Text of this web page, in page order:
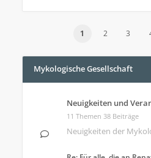
1 2 3
Mykologische Gesellschaft
Neuigkeiten und
11 Themen 38 Beiträge
Neuigkeiten der